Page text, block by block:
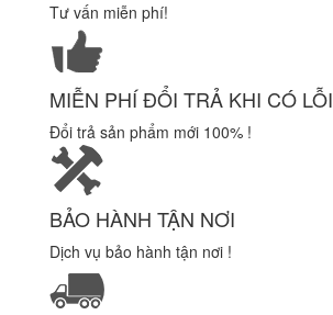
Tư vấn miễn phí!
MIỄN PHÍ ĐỔI TRẢ KHI CÓ LỖI
Đổi trả sản phẩm mới 100% !
BẢO HÀNH TẬN NƠI
Dịch vụ bảo hành tận nơi !